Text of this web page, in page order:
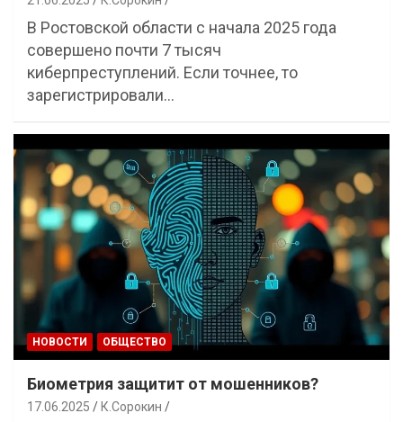
В Ростовской области с начала 2025 года
совершено почти 7 тысяч
киберпреступлений. Если точнее, то
зарегистрировали…
НОВОСТИ ОБЩЕСТВО
Биометрия защитит от мошенников?
17.06.2025 К.Сорокин